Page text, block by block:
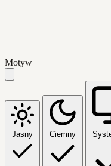
Motyw
Jasny Ciemny